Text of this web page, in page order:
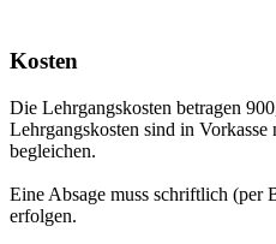
Kosten
Die Lehrgangskosten betragen
Lehrgangskosten sind in Vorkasse
begleichen.
Eine Absage muss schriftlich (per
erfolgen.